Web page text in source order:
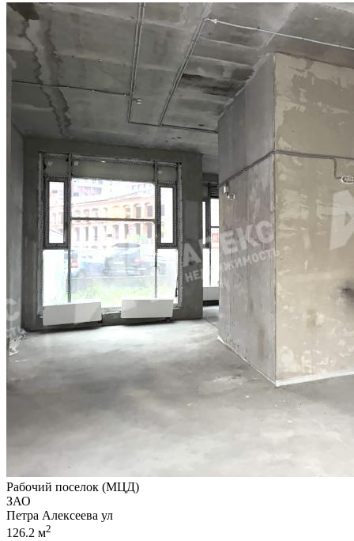
Рабочий поселок (МЦД)
ЗАО
Петра Алексеева ул
126.2 м2